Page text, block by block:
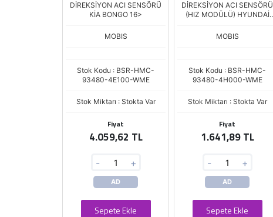
DİREKSİYON ACI SENSÖRÜ
KİA BONGO 16>
MOBIS
Stok Kodu : BSR-HMC-
93480-4E100-WME
Stok Miktarı : Stokta Var
Fiyat
4.059,62 TL
- +
AD
Sepete Ekle
DİREKSİYON ACI SENSÖRÜ
(HIZ MODÜLÜ) HYUNDAİ
MOBIS
Stok Kodu : BSR-HMC-
93480-4H000-WME
Stok Miktarı : Stokta Var
Fiyat
1.641,89 TL
- +
AD
Sepete Ekle